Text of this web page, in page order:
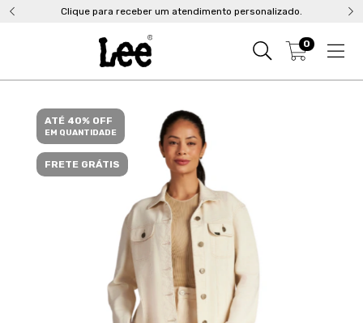
Clique para receber um atendimento personalizado.
0
ATÉ 40% OFF
EM QUANTIDADE
FRETE GRÁTIS